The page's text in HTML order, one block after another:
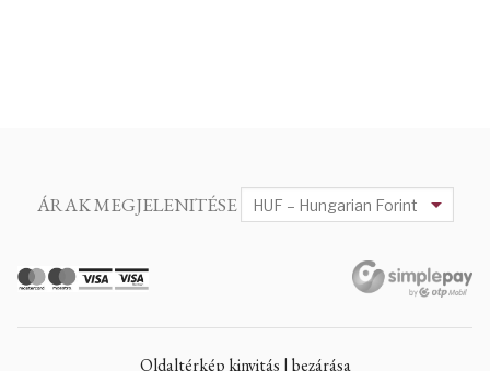
ÁRAK MEGJELENITÉSE
Oldaltérkép kinyitás | bezárása